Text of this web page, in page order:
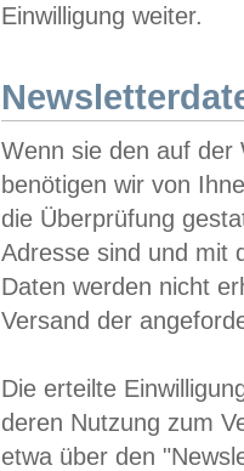
Einwilligung weiter.
Wenn sie den auf der
benötigen wir von
die Überprüfung
Adresse sind und mit
Daten werden nicht
Versand der
Die erteilte
deren Nutzung zum
etwa über den